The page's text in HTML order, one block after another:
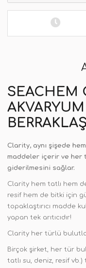
SEACHEM
Clarity, aynı şişede
maddeler içerir ve her
giderilmesini sağlar.
Clarity hem tatlı hem
resif hem de bitki için
topaklaştırıcı madde
yapan tek arıtıcıdır!
Clarity her türlü
Birçok şirket, her tür
tatlı su, deniz, resif